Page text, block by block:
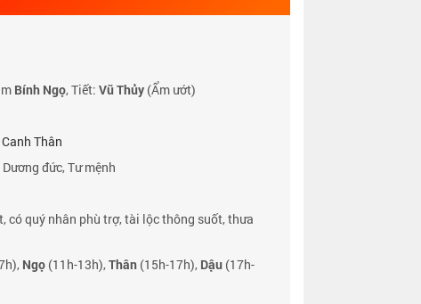
Bính Ngọ, Tiết: Vũ Thủy (Ẩm ướt)
Canh Thân
đức, Tư mệnh
có quý nhân phù trợ, tài lộc thông suốt, thưa
Ngọ (11h-13h),Thân (15h-17h), Dậu (17h-